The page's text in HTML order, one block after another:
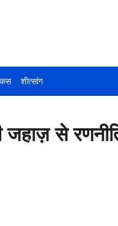
शीत्सांग
जहाज़ से